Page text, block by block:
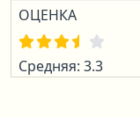
ОЦЕНКА
Средняя: 3.3